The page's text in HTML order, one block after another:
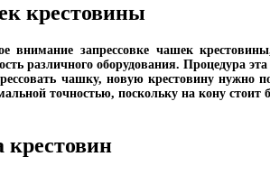
крестовины
внимание запрессовке чашек
различного оборудования. Процедура
чашку, новую крестовину нужно
точностью, поскольку на кону стоит